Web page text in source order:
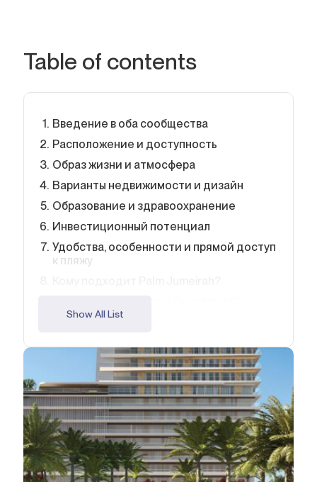
Table of contents
Введение в оба сообщества
Расположение и доступность
Образ жизни и атмосфера
Варианты недвижимости и дизайн
Образование и здравоохранение
Инвестиционный потенциал
Удобства, особенности и прямой доступ
к пляжу
FAQ
Show All List